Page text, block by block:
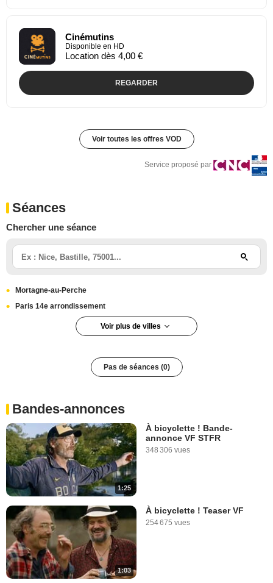
Cinémutins
Disponible en HD
Location dès 4,00 €
REGARDER
Voir toutes les offres VOD
Service proposé par
Séances
Chercher une séance
Mortagne-au-Perche
Paris 14e arrondissement
Voir plus de villes
Pas de séances (0)
Bandes-annonces
1:25
À bicyclette ! Bande-
annonce VF STFR
348 306 vues
1:03
À bicyclette ! Teaser VF
254 675 vues